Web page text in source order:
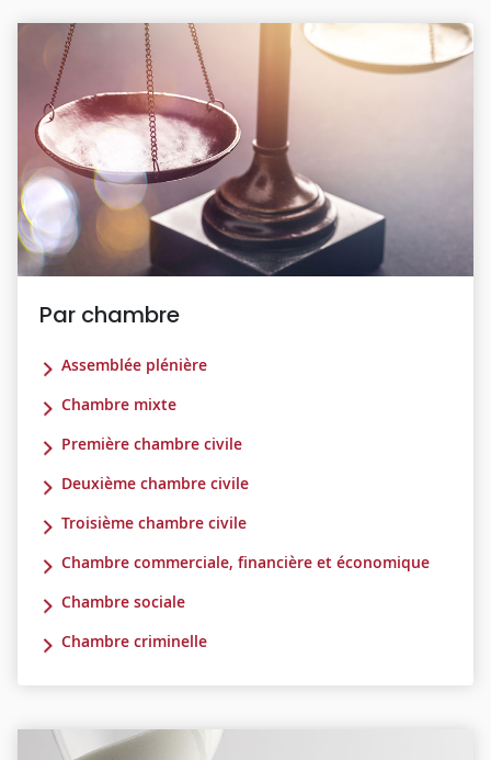
Par chambre
Assemblée plénière
Chambre mixte
Première chambre civile
Deuxième chambre civile
Troisième chambre civile
Chambre commerciale, financière et économique
Chambre sociale
Chambre criminelle